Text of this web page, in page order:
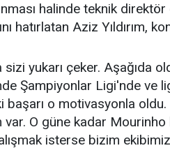
halinde teknik
hatırlatan Aziz Yıldırım,
yukarı çeker. Aşağıda
Şampiyonlar Ligi'nde ve
o motivasyonla oldu.
O güne kadar
isterse bizim